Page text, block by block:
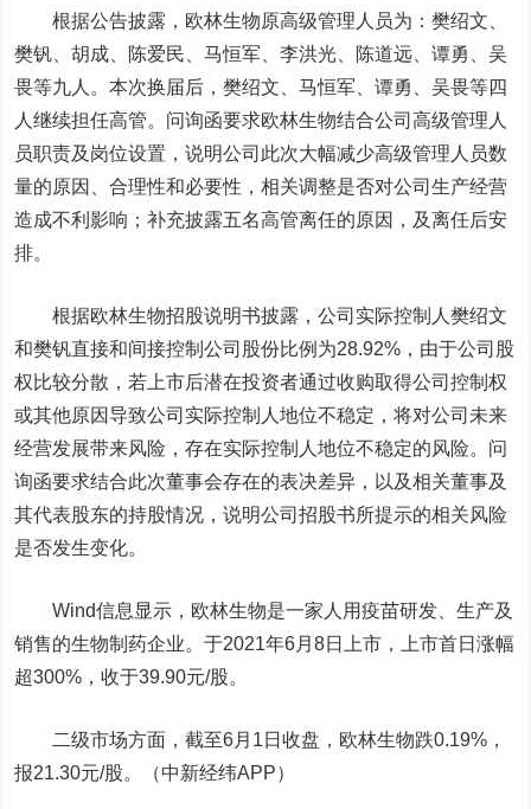
根据公告披露，欧林生物原高级管理人员为：樊绍文、
樊钒、胡成、陈爱民、马恒军、李洪光、陈道远、谭勇、吴
畏等九人。本次换届后，樊绍文、马恒军、谭勇、吴畏等四
人继续担任高管。问询函要求欧林生物结合公司高级管理人
员职责及岗位设置，说明公司此次大幅减少高级管理人员数
量的原因、合理性和必要性，相关调整是否对公司生产经营
造成不利影响；补充披露五名高管离任的原因，及离任后安
排。
根据欧林生物招股说明书披露，公司实际控制人樊绍文
和樊钒直接和间接控制公司股份比例为28.92%，由于公司股
权比较分散，若上市后潜在投资者通过收购取得公司控制权
或其他原因导致公司实际控制人地位不稳定，将对公司未来
经营发展带来风险，存在实际控制人地位不稳定的风险。问
询函要求结合此次董事会存在的表决差异，以及相关董事及
其代表股东的持股情况，说明公司招股书所提示的相关风险
是否发生变化。
Wind信息显示，欧林生物是一家人用疫苗研发、生产及
销售的生物制药企业。于2021年6月8日上市，上市首日涨幅
超300%，收于39.90元/股。
二级市场方面，截至6月1日收盘，欧林生物跌0.19%，
报21.30元/股。（中新经纬APP）